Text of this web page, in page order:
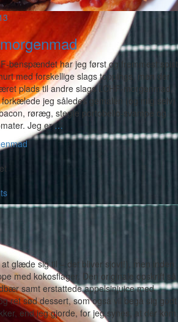
benspændet har jeg først og fremmest spist
med forskellige slags toppings, men der
plads til andre slags LCHF-morgenmad.
jeg således gemalen (og mig selv)
røræg, stegte portobello-svampe og
Jeg er…
glæde sig til – det bliver sjovt!), men inden
med kokosflager. Den originale opskrift så
samt erstattede appelsinjuice med
ret sød dessert, som også vil begå sig godt
end jeg gjorde, for jeg synes, at der kom